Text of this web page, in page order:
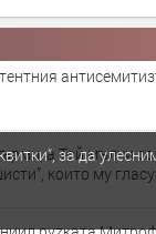
а Той мълчи
които му
за да